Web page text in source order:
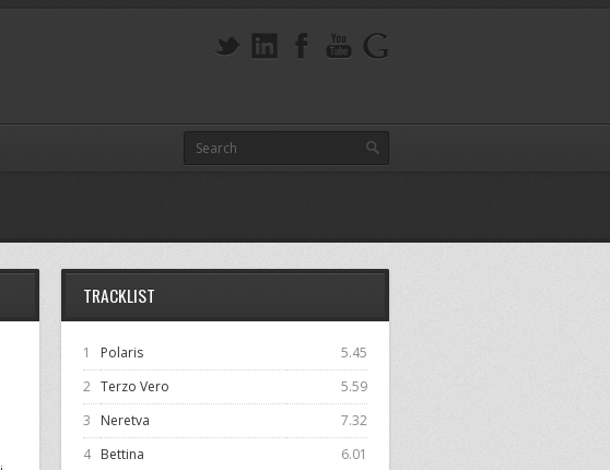
TRACKLIST
1 Polaris
5.45
2 Terzo Vero
5.59
3
Neretva
7.32
4 Bettina
6.01